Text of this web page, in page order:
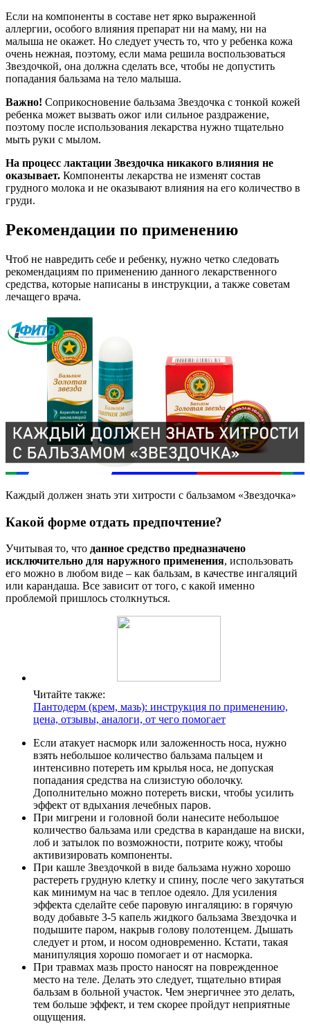
Если на компоненты в составе нет ярко выраженной
аллергии, особого влияния препарат ни на маму, ни на
малыша не окажет. Но следует учесть то, что у ребенка кожа
очень нежная, поэтому, если мама решила воспользоваться
Звездочкой, она должна сделать все, чтобы не допустить
попадания бальзама на тело малыша.
Важно! Соприкосновение бальзама Звездочка с тонкой кожей
ребенка может вызвать ожог или сильное раздражение,
поэтому после использования лекарства нужно тщательно
мыть руки с мылом.
На процесс лактации Звездочка никакого влияния не
оказывает. Компоненты лекарства не изменят состав
грудного молока и не оказывают влияния на его количество в
груди.
Рекомендации по применению
Чтоб не навредить себе и ребенку, нужно четко следовать
рекомендациям по применению данного лекарственного
средства, которые написаны в инструкции, а также советам
лечащего врача.
Каждый должен знать эти хитрости с бальзамом «Звездочка»
Какой форме отдать предпочтение?
Учитывая то, что данное средство предназначено
исключительно для наружного применения, использовать
его можно в любом виде – как бальзам, в качестве ингаляций
или карандаша. Все зависит от того, с какой именно
проблемой пришлось столкнуться.
Читайте также:
Пантодерм (крем, мазь): инструкция по применению,
цена, отзывы, аналоги, от чего помогает
Если атакует насморк или заложенность носа, нужно
взять небольшое количество бальзама пальцем и
интенсивно потереть им крылья носа, не допуская
попадания средства на слизистую оболочку.
Дополнительно можно потереть виски, чтобы усилить
эффект от вдыхания лечебных паров.
При мигрени и головной боли нанесите небольшое
количество бальзама или средства в карандаше на виски,
лоб и затылок по возможности, потрите кожу, чтобы
активизировать компоненты.
При кашле Звездочкой в виде бальзама нужно хорошо
растереть грудную клетку и спину, после чего закутаться
как минимум на час в теплое одеяло. Для усиления
эффекта сделайте себе паровую ингаляцию: в горячую
воду добавьте 3-5 капель жидкого бальзама Звездочка и
подышите паром, накрыв голову полотенцем. Дышать
следует и ртом, и носом одновременно. Кстати, такая
манипуляция хорошо помогает и от насморка.
При травмах мазь просто наносят на поврежденное
место на теле. Делать это следует, тщательно втирая
бальзам в больной участок. Чем энергичнее это делать,
тем больше эффект, и тем скорее пройдут неприятные
ощущения.